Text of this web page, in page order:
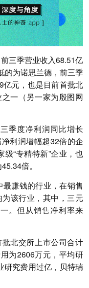
前三季营业收入68.51亿
的为诺思兰德 ，前三季
亿元，也是目前首批北
一（另一家为殷图网
三季度净利润同比增长
利润增幅超32倍的企
“专精特新”企业， 也
倍。
最赚钱的行业 ，在销售
该行业，其中，三元
。但从销售净利率来
北交所上市公司合计
为2606万元，平均研
研究费用过亿，贝特瑞